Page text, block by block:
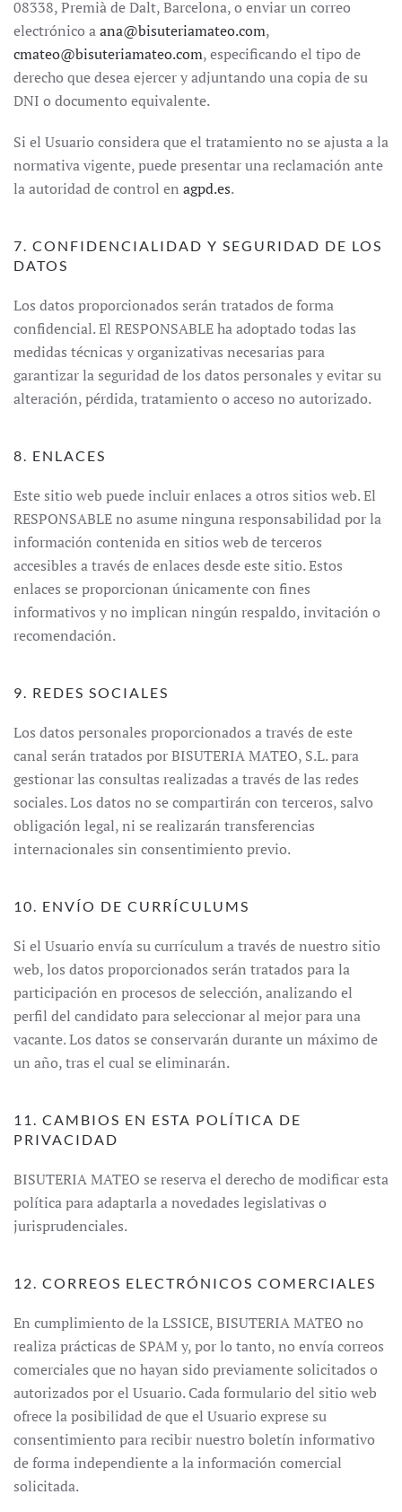
08338, Premià de Dalt, Barcelona, o enviar un correo
electrónico aana@bisuteriamateo.com,
cmateo@bisuteriamateo.com, especificando el tipo de
derecho que desea ejercer y adjuntando una copia de su
DNI o documento equivalente.
Si el Usuario considera que el tratamiento no se ajusta a la
normativa vigente, puede presentar una reclamación ante
la autoridad de control en agpd.es.
7. CONFIDENCIALIDAD Y SEGURIDAD DE LOS
DATOS
Los datos proporcionados serán tratados de forma
confidencial. El RESPONSABLE ha adoptado todas las
medidas técnicas y organizativas necesarias para
garantizar la seguridad de los datos personales y evitar su
alteración, pérdida, tratamiento o acceso no autorizado.
8. ENLACES
Este sitio web puede incluir enlaces a otros sitios web. El
RESPONSABLE no asume ninguna responsabilidad por la
información contenida en sitios web de terceros
accesibles a través de enlaces desde este sitio. Estos
enlaces se proporcionan únicamente con fines
informativos y no implican ningún respaldo, invitación o
recomendación.
9. REDES SOCIALES
Los datos personales proporcionados a través de este
canal serán tratados por BISUTERIA MATEO, S.L. para
gestionar las consultas realizadas a través de las redes
sociales. Los datos no se compartirán con terceros, salvo
obligación legal, ni se realizarán transferencias
internacionales sin consentimiento previo.
10. ENVÍO DE CURRÍCULUMS
Si el Usuario envía su currículum a través de nuestro sitio
web, los datos proporcionados serán tratados para la
participación en procesos de selección, analizando el
perfil del candidato para seleccionar al mejor para una
vacante. Los datos se conservarán durante un máximo de
un año, tras el cual se eliminarán.
11. CAMBIOS EN ESTA POLÍTICA DE
PRIVACIDAD
BISUTERIA MATEO se reserva el derecho de modificar esta
política para adaptarla a novedades legislativas o
jurisprudenciales.
12. CORREOS ELECTRÓNICOS COMERCIALES
En cumplimiento de la LSSICE, BISUTERIA MATEO no
realiza prácticas de SPAM y, por lo tanto, no envía correos
comerciales que no hayan sido previamente solicitados o
autorizados por el Usuario. Cada formulario del sitio web
ofrece la posibilidad de que el Usuario exprese su
consentimiento para recibir nuestro boletín informativo
de forma independiente a la información comercial
solicitada.